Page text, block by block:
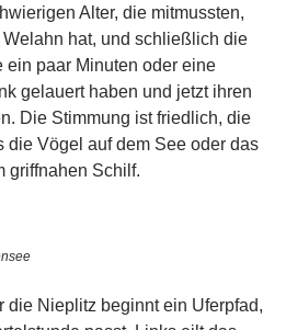
Alter, die mitmussten,
hat, und schließlich die
paar Minuten oder eine
gelauert haben und jetzt ihren
Die Stimmung ist friedlich, die
die Vögel auf dem See oder das
griffnahen Schilf.
die Nieplitz beginnt ein Uferpfad,